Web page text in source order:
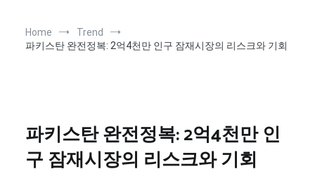
Home
Trend
파키스탄 완전정복: 2억4천만 인구 잠재시장의 리스크와 기회
파키스탄 완전정복: 2억4천만 인
구 잠재시장의 리스크와 기회